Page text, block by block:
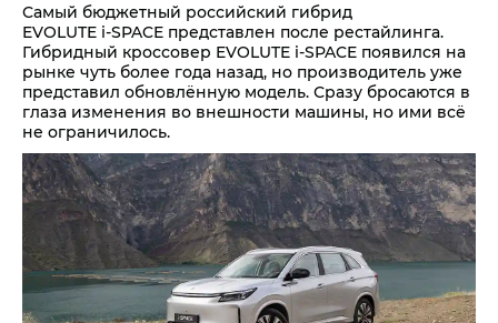
Самый бюджетный российский гибрид
EVOLUTE i‑SPACE представлен после рестайлинга.
Гибридный кроссовер EVOLUTE i‑SPACE появился на
рынке чуть более года назад, но производитель уже
представил обновлённую модель. Сразу бросаются в
глаза изменения во внешности машины, но ими всё
не ограничилось.